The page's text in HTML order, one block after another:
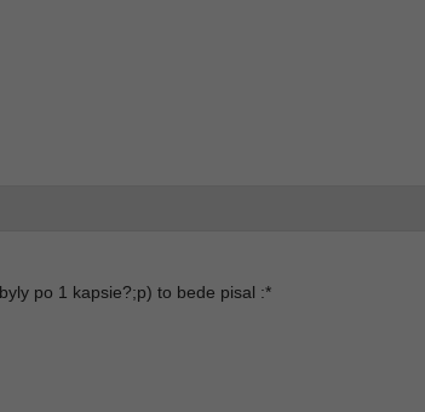
po 1 kapsie?;p) to bede pisal :*